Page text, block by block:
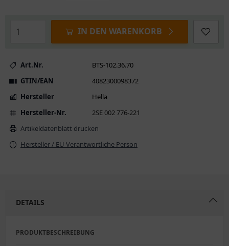
IN DEN WARENKORB
Art.Nr.
BTS-102.36.70
GTIN/EAN
4082300098372
Hersteller
Hella
Hersteller-Nr.
2SE 002 776-221
Artikeldatenblatt drucken
Hersteller / EU Verantwortliche Person
DETAILS
PRODUKTBESCHREIBUNG